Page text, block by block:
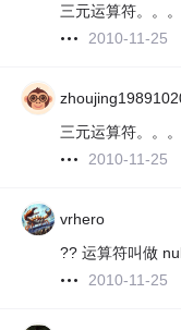
三元运算符。。
2010-11-25
三元运算符。。
2010-11-25
vrhero
?? 运算符叫做
2010-11-25